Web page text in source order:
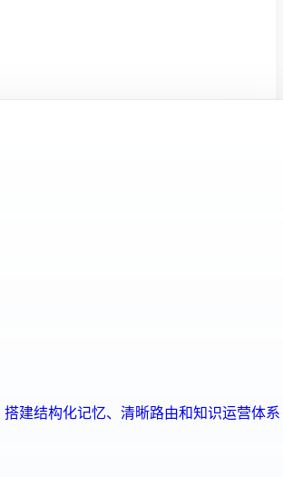
建结构化记忆、清晰路由和知识运营体系